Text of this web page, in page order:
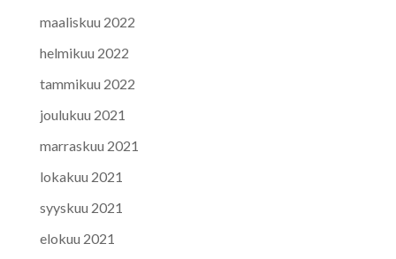
maaliskuu 2022
helmikuu 2022
tammikuu 2022
joulukuu 2021
marraskuu 2021
lokakuu 2021
syyskuu 2021
elokuu 2021